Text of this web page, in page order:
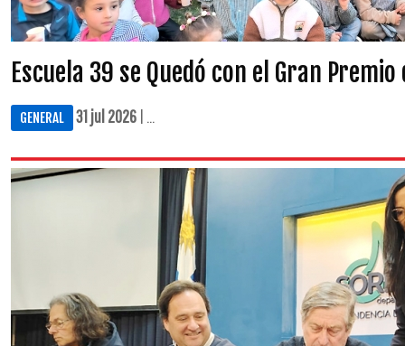
Escuela 39 se Quedó con el Gran Premio
GENERAL 31 jul 2026 | ...